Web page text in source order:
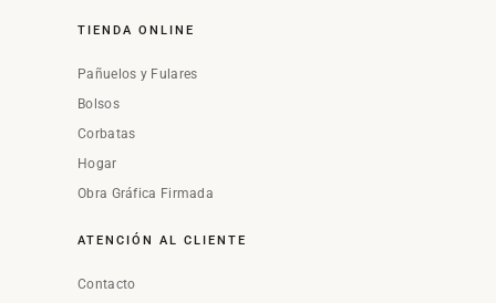
TIENDA ONLINE
Pañuelos y Fulares
Bolsos
Corbatas
Hogar
Obra Gráfica Firmada
ATENCIÓN AL CLIENTE
Contacto